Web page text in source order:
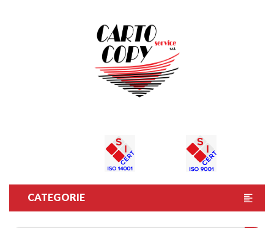
CATEGORIE